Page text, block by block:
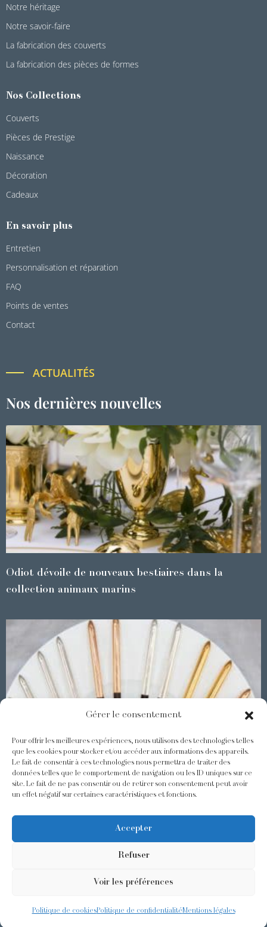
Gérer le consentement
Pour offrir les meilleures expériences, nous utilisons des technologies telles
que les cookies pour stocker et/ou accéder aux informations des appareils.
Le fait de consentir à ces technologies nous permettra de traiter des
données telles que le comportement de navigation ou les ID uniques sur ce
site. Le fait de ne pas consentir ou de retirer son consentement peut avoir
un effet négatif sur certaines caractéristiques et fonctions.
Accepter
Refuser
Voir les préférences
Politique de cookiesPolitique de confidentialitéMentions légales
Notre héritage
Notre savoir-faire
La fabrication des couverts
La fabrication des pièces de formes
Nos Collections
Couverts
Pièces de Prestige
Naissance
Décoration
Cadeaux
En savoir plus
Entretien
Personnalisation et réparation
FAQ
Points de ventes
Contact
ACTUALITÉS
Nos dernières nouvelles
Odiot dévoile de nouveaux bestiaires dans la
collection animaux marins
Les Baguettes Asiatiques Odiot
@odiot.paris @Odiot
Conditions générales de ventes– Conception:Givememore